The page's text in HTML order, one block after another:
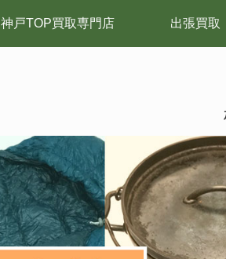
神戸TOP買取専門店 出張買取